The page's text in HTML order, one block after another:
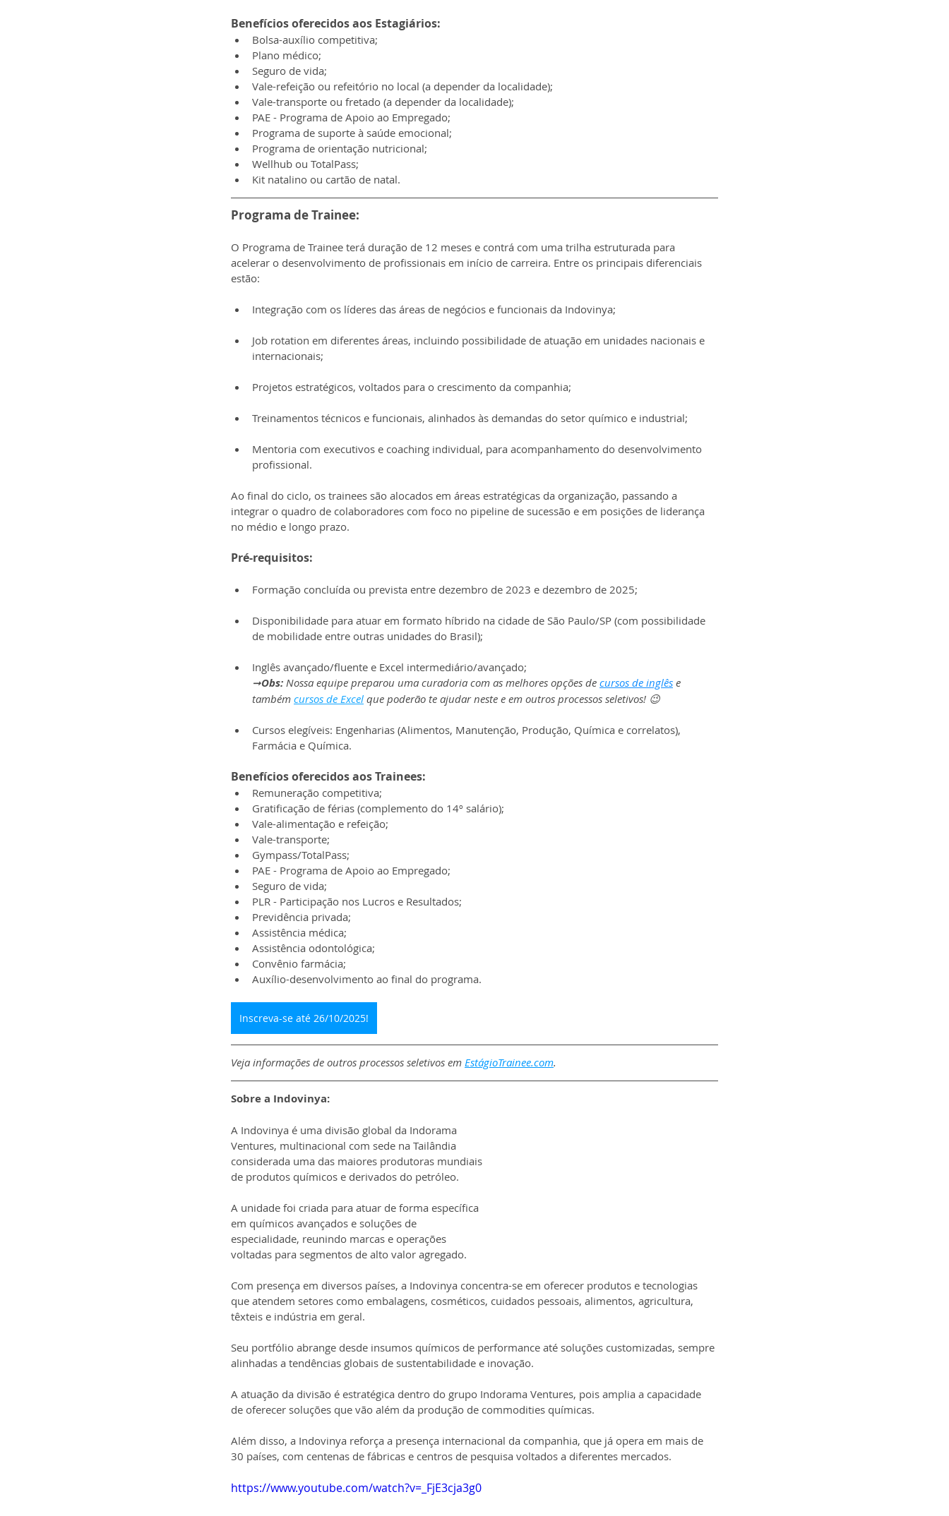
Benefícios oferecidos aos Estagiários:
Bolsa-auxílio competitiva;
Plano médico;
Seguro de vida;
Vale-refeição ou refeitório no local (a depender da localidade);
Vale-transporte ou fretado (a depender da localidade);
PAE - Programa de Apoio ao Empregado;
Programa de suporte à saúde emocional;
Programa de orientação nutricional;
Wellhub ou TotalPass;
Kit natalino ou cartão de natal.
Programa de Trainee:
O Programa de Trainee terá duração de 12 meses e contrá com uma trilha estruturada para
acelerar o desenvolvimento de profissionais em início de carreira. Entre os principais diferenciais
estão:
Integração com os líderes das áreas de negócios e funcionais da Indovinya;
Job rotation em diferentes áreas, incluindo possibilidade de atuação em unidades nacionais e
internacionais;
Projetos estratégicos, voltados para o crescimento da companhia;
Treinamentos técnicos e funcionais, alinhados às demandas do setor químico e industrial;
Mentoria com executivos e coaching individual, para acompanhamento do desenvolvimento
profissional.
Ao final do ciclo, os trainees são alocados em áreas estratégicas da organização, passando a
integrar o quadro de colaboradores com foco no pipeline de sucessão e em posições de liderança
no médio e longo prazo.
Pré-requisitos:
Formação concluída ou prevista entre dezembro de 2023 e dezembro de 2025;
Disponibilidade para atuar em formato híbrido na cidade de São Paulo/SP (com possibilidade
de mobilidade entre outras unidades do Brasil);
Inglês avançado/fluente e Excel intermediário/avançado;
➞Obs: Nossa equipe preparou uma curadoria com as melhores opções de cursos de inglês e
também cursos de Excel que poderão te ajudar neste e em outros processos seletivos! 😉
Cursos elegíveis: Engenharias (Alimentos, Manutenção, Produção, Química e correlatos),
Farmácia e Química.
Benefícios oferecidos aos Trainees:
Remuneração competitiva;
Gratificação de férias (complemento do 14º salário);
Vale-alimentação e refeição;
Vale-transporte;
Gympass/TotalPass;
PAE - Programa de Apoio ao Empregado;
Seguro de vida;
PLR - Participação nos Lucros e Resultados;
Previdência privada;
Assistência médica;
Assistência odontológica;
Convênio farmácia;
Auxílio-desenvolvimento ao final do programa.
Inscreva-se até 26/10/2025!
Veja informações de outros processos seletivos em EstágioTrainee.com.
Sobre a Indovinya:
A Indovinya é uma divisão global da Indorama
Ventures, multinacional com sede na Tailândia
considerada uma das maiores produtoras mundiais
de produtos químicos e derivados do petróleo.
A unidade foi criada para atuar de forma específica
em químicos avançados e soluções de
especialidade, reunindo marcas e operações
voltadas para segmentos de alto valor agregado.
Com presença em diversos países, a Indovinya concentra-se em oferecer produtos e tecnologias
que atendem setores como embalagens, cosméticos, cuidados pessoais, alimentos, agricultura,
têxteis e indústria em geral.
Seu portfólio abrange desde insumos químicos de performance até soluções customizadas, sempre
alinhadas a tendências globais de sustentabilidade e inovação.
A atuação da divisão é estratégica dentro do grupo Indorama Ventures, pois amplia a capacidade
de oferecer soluções que vão além da produção de commodities químicas.
Além disso, a Indovinya reforça a presença internacional da companhia, que já opera em mais de
30 países, com centenas de fábricas e centros de pesquisa voltados a diferentes mercados.
https://www.youtube.com/watch?v=_FjE3cja3g0